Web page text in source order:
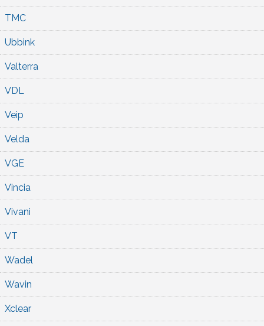
TMC
Ubbink
Valterra
VDL
Veip
Velda
VGE
Vincia
Vivani
VT
Wadel
Wavin
Xclear